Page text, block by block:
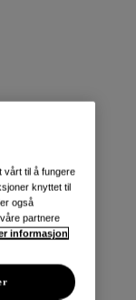
vårt til å fungere
knyttet til
også
partnere
informasjon